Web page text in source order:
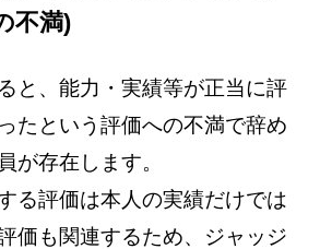
不満)
と、能力・実績等が正当に評
たという評価への不満で辞め
が存在します。
る評価は本人の実績だけでは
価も関連するため、ジャッジ